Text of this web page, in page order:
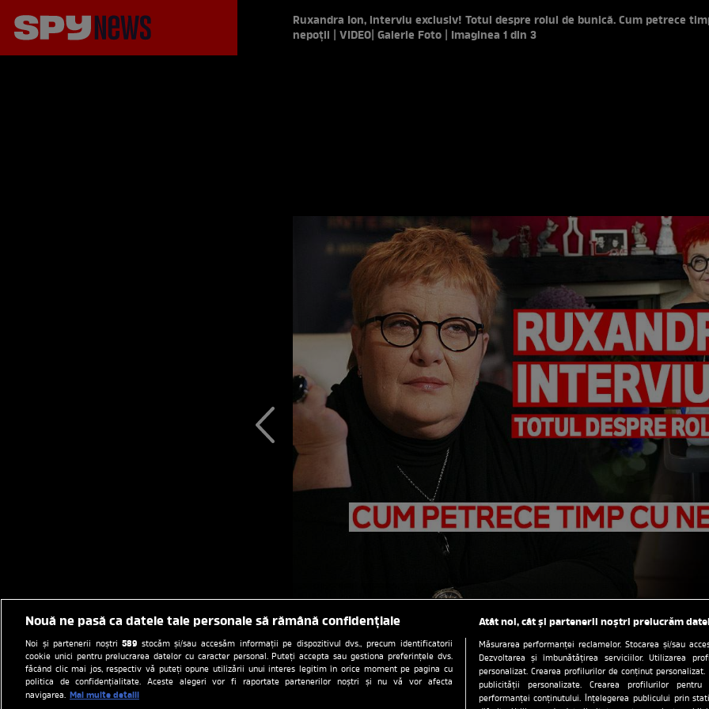
Ruxandra Ion, interviu exclusiv! Totul despre rolul de bunică. Cum petrece
nepoții | VIDEO| Galerie Foto | Imaginea 1 din 3
Nouă ne pasă ca datele tale personale să rămână confidențiale
Noi și partenerii noștri589 stocăm și/sau accesăm informații pe dispozitivul dvs., precum identificatorii
cookie unici pentru prelucrarea datelor cu caracter personal. Puteți accepta sau gestiona preferințele dvs.
făcând clic mai jos, respectiv vă puteți opune utilizării unui interes legitim în orice moment pe pagina cu
politica de confidențialitate. Aceste alegeri vor fi raportate partenerilor noștri și nu vă vor afecta
navigarea. Mai multe detalii
Atât noi, cât și partenerii noștri prelucrăm
Măsurarea performanței reclamelor. Stocarea și/sau
Dezvoltarea și îmbunătățirea serviciilor. Utilizarea
personalizat. Crearea profilurilor de conținut
publicității personalizate. Crearea profilurilor pentru
performanței conținutului. Înțelegerea publicului prin